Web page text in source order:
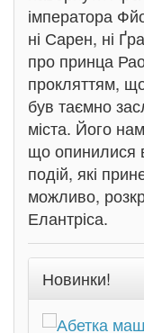
імператора
ні Сарен, ні
про принца
прокляттям,
був таємно
міста. Його
що опинилися
подій, які
можливо,
Елантріса.
Новинки!